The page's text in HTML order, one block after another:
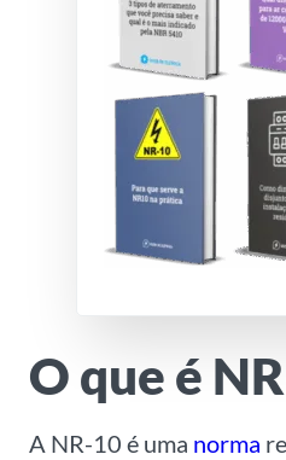
O que é
A NR-10 é uma norma